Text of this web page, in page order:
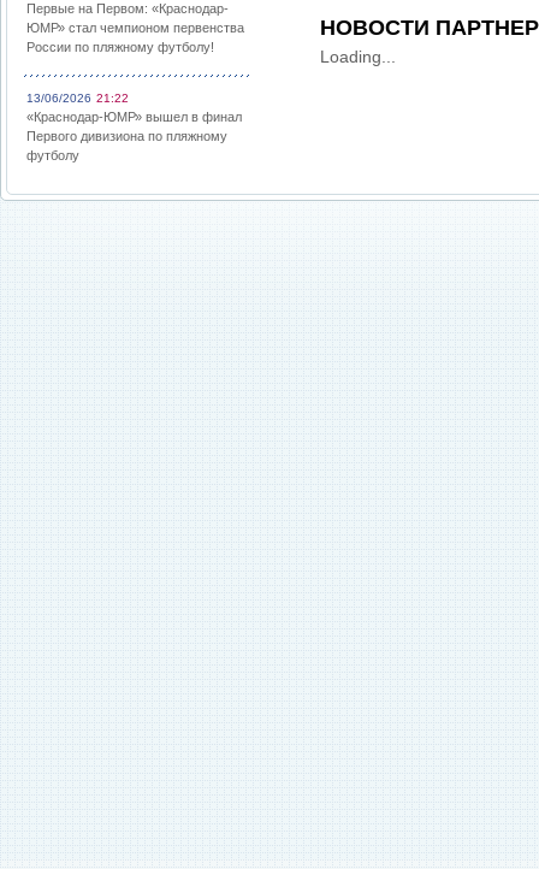
Первые на Первом: «Краснодар-
ЮМР» стал чемпионом первенства
России по пляжному футболу!
13/06/2026 21:22
«Краснодар-ЮМР» вышел в финал
Первого дивизиона по пляжному
футболу
НОВОСТИ
Loading...